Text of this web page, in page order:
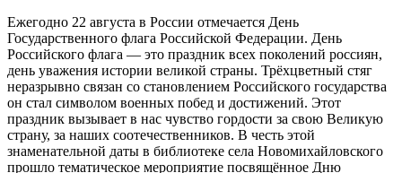
Ежегодно 22 августа в России отмечается День
Государственного флага Российской Федерации. День
Российского флага — это праздник всех поколений россиян,
день уважения истории великой страны. Трёхцветный стяг
неразрывно связан со становлением Российского государства
он стал символом военных побед и достижений. Этот
праздник вызывает в нас чувство гордости за свою Великую
страну, за наших соотечественников. В честь этой
знаменательной даты в библиотеке села Новомихайловского
прошло тематическое мероприятие посвящённое Дню